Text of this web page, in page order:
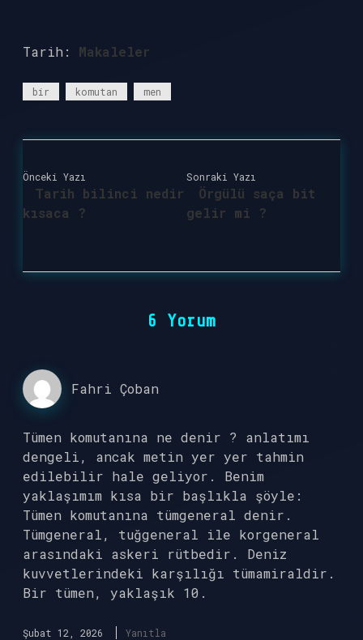
Tarih: Makaleler
bir komutan men
Önceki Yazı
Tarih bilinci nedir
kısaca ?
Sonraki Yazı
Örgülü saça bit
gelir mi ?
6 Yorum
Fahri Çoban
Tümen komutanına ne denir ? anlatımı
dengeli, ancak metin yer yer tahmin
edilebilir hale geliyor. Benim
yaklaşımım kısa bir başlıkla şöyle:
Tümen komutanına tümgeneral denir.
Tümgeneral, tuğgeneral ile korgeneral
arasındaki askeri rütbedir. Deniz
kuvvetlerindeki karşılığı tümamiraldir.
Bir tümen, yaklaşık 10.
Şubat 12, 2026 Yanıtla